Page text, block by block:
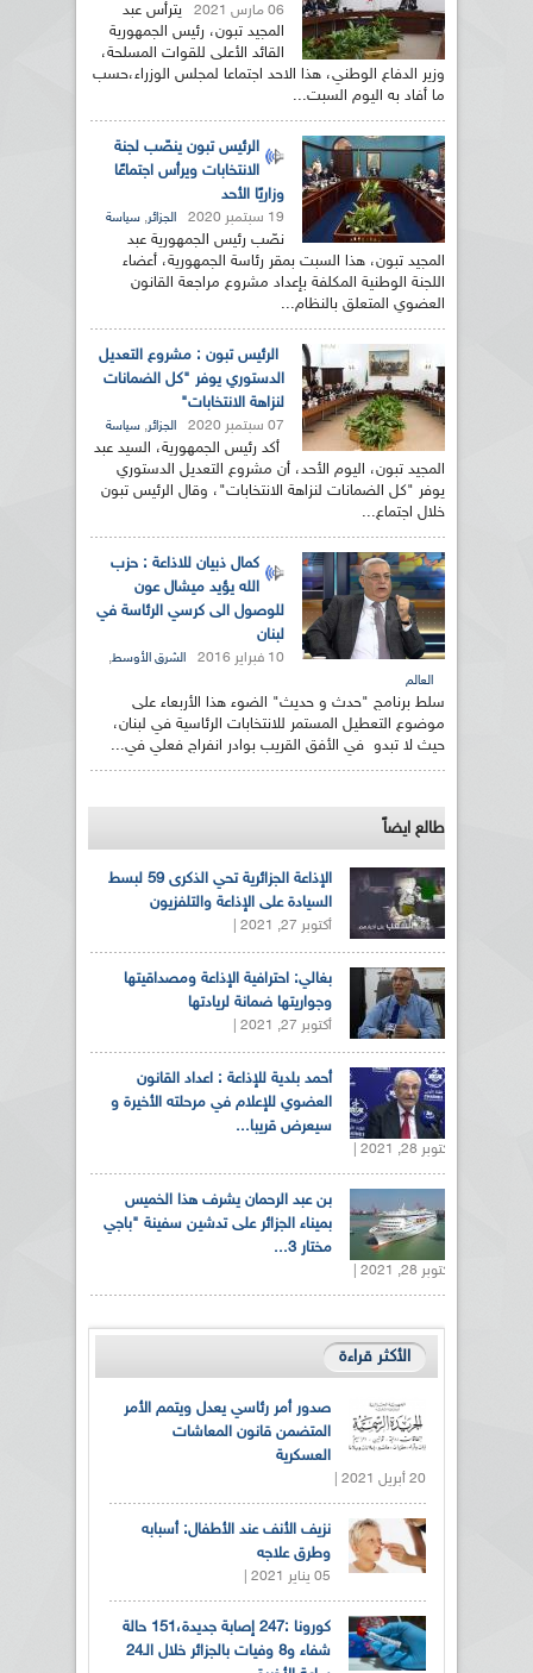
06 مارس 2021
يترأس عبد
المجيد تبون، رئيس الجمهورية
القائد الأعلى للقوات المسلحة،
وزير الدفاع الوطني، هذا الاحد اجتماعا لمجلس الوزراء،حسب
ما أفاد به اليوم السبت...
الرئيس تبون ينصّب لجنة
الانتخابات ويرأس اجتماعًا
وزاريًا الأحد
19 سبتمبر 2020 الجزائر, سياسة
نصّب رئيس الجمهورية عبد
المجيد تبون، هذا السبت بمقر رئاسة الجمهورية، أعضاء
اللجنة الوطنية المكلفة بإعداد مشروع مراجعة القانون
العضوي المتعلق بالنظام...
الرئيس تبون : مشروع التعديل
الدستوري يوفر "كل الضمانات
لنزاهة الانتخابات"
07 سبتمبر 2020 الجزائر, سياسة
أكد رئيس الجمهورية، السيد عبد
المجيد تبون، اليوم الأحد، أن مشروع التعديل الدستوري
يوفر "كل الضمانات لنزاهة الانتخابات"، وقال الرئيس تبون
خلال اجتماع...
كمال ذبيان للاذاعة : حزب
الله يؤيد ميشال عون
للوصول الى كرسي الرئاسة في
لبنان
10 فبراير 2016 الشرق الأوسط,
العالم
سلط برنامج "حدث و حديث" الضوء هذا الأربعاء على
موضوع التعطيل المستمر للانتخابات الرئاسية في لبنان،
حيث لا تبدو في الأفق القريب بوادر انفراج فعلي في...
طالع ايضاً
الإذاعة الجزائرية تحي الذكرى 59 لبسط
السيادة على الإذاعة والتلفزيون
أكتوبر 27, 2021 |
بغالي: احترافية الإذاعة ومصداقيتها
وجواريتها ضمانة لريادتها
أكتوبر 27, 2021 |
أحمد بلدية للإذاعة : اعداد القانون
العضوي للإعلام في مرحلته الأخيرة و
سيعرض قريبا...
أكتوبر 28, 2021 |
بن عبد الرحمان يشرف هذا الخميس
بميناء الجزائر على تدشين سفينة "باجي
مختار 3...
أكتوبر 28, 2021 |
الأكثر قراءة
صدور أمر رئاسي يعدل ويتمم الأمر
المتضمن قانون المعاشات
العسكرية
20 أبريل 2021 |
نزيف الأنف عند الأطفال: أسبابه
وطرق علاجه
05 يناير 2021 |
كورونا :247 إصابة جديدة،151 حالة
شفاء و8 وفيات بالجزائر خلال الـ24